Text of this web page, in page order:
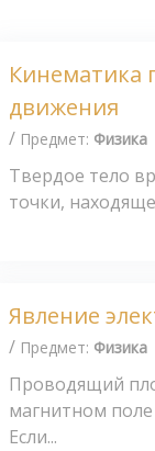
Кинематика
движения
/ Предмет: Физика
Твердое тело
точки,
Явление
/ Предмет: Физика
Проводящий
магнитном
Если...